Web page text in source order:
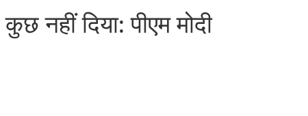
नहीं दिया: पीएम मोदी